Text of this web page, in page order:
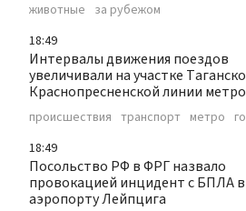
животные за рубежом
18:49
Интервалы движения поездов
увеличивали на участке
Краснопресненской линии метро
происшествия транспорт метро
18:49
Посольство РФ в ФРГ назвало
провокацией инцидент с БПЛА в
аэропорту Лейпцига